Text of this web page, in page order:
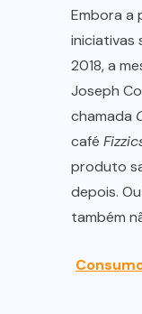
Embora a
iniciativas
2018, a
Joseph
chamada
café
produto
depois.
também